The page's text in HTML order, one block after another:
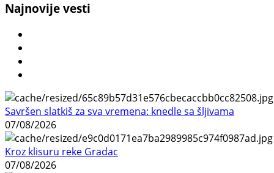
Najnovije vesti
Savršen slatkiš za sva vremena: knedle sa šljivama
07/08/2026
Kroz klisuru reke Gradac
07/08/2026